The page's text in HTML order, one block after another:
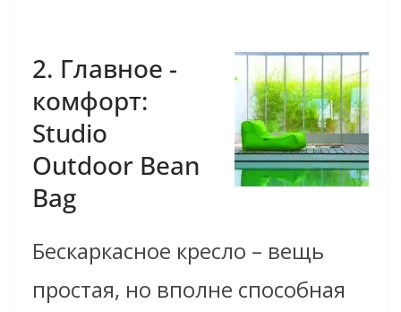
2. Главное ­
комфорт:
Studio
Outdoor Bean
Bag
Бескаркасное кресло – вещь
простая, но вполне способная